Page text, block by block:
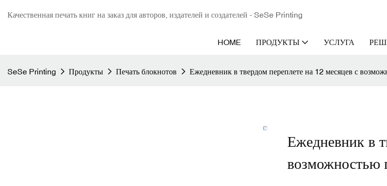
Качественная печать книг на заказ для авторов, издателей и создателей - SeSe Printing
HOME ПРОДУКТЫ УСЛУГА
SeSe Printing Продукты Печать блокнотов Ежедневник в твердом переплете на 12 месяцев с
Ежедневник в
возможностью